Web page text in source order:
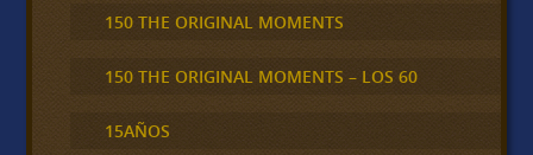
150 THE ORIGINAL MOMENTS
150 THE ORIGINAL MOMENTS – LOS 60
15AÑOS